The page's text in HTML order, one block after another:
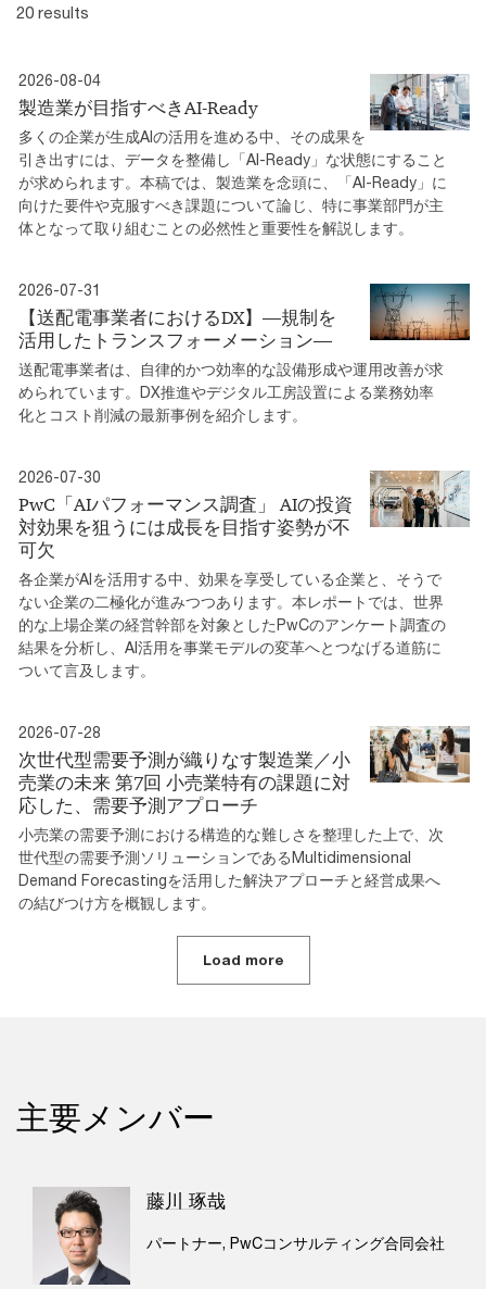
20 results
2026-08-04
製造業が目指すべきAI-Ready
多くの企業が生成AIの活用を進める中、その成果を
引き出すには、データを整備し「AI-Ready」な状態にすること
が求められます。本稿では、製造業を念頭に、「AI-Ready」に
向けた要件や克服すべき課題について論じ、特に事業部門が主
体となって取り組むことの必然性と重要性を解説します。
2026-07-31
【送配電事業者におけるDX】―規制を
活⽤したトランスフォーメーション―
送配電事業者は、⾃律的かつ効率的な設備形成や運⽤改善が求
められています。DX推進やデジタル工房設置による業務効率
化とコスト削減の最新事例を紹介します。
2026-07-30
PwC「AIパフォーマンス調査」 AIの投資
対効果を狙うには成長を目指す姿勢が不
可欠
各企業がAIを活用する中、効果を享受している企業と、そうで
ない企業の二極化が進みつつあります。本レポートでは、世界
的な上場企業の経営幹部を対象としたPwCのアンケート調査の
結果を分析し、AI活用を事業モデルの変革へとつなげる道筋に
ついて言及します。
2026-07-28
次世代型需要予測が織りなす製造業／小
売業の未来 第7回 小売業特有の課題に対
応した、需要予測アプローチ
小売業の需要予測における構造的な難しさを整理した上で、次
世代型の需要予測ソリューションであるMultidimensional
Demand Forecastingを活用した解決アプローチと経営成果へ
の結びつけ方を概観します。
Load more
主要メンバー
藤川 琢哉
パートナー, PwCコンサルティング合同会社